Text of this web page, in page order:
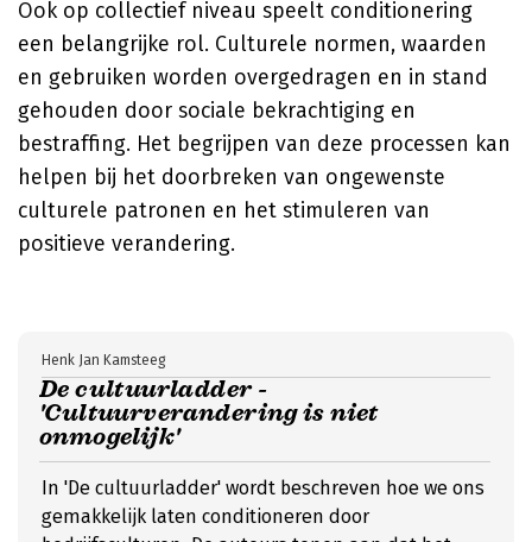
Ook op collectief niveau speelt conditionering
een belangrijke rol. Culturele normen, waarden
en gebruiken worden overgedragen en in stand
gehouden door sociale bekrachtiging en
bestraffing. Het begrijpen van deze processen kan
helpen bij het doorbreken van ongewenste
culturele patronen en het stimuleren van
positieve verandering.
De cultuurladder -
'Cultuurverandering is niet
onmogelijk'
Henk Jan Kamsteeg
In 'De cultuurladder' wordt beschreven hoe we ons
gemakkelijk laten conditioneren door